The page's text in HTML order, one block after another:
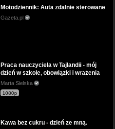
Motodziennik: Auta zdalnie sterowane
Gazeta.pl
Praca nauczyciela w Tajlandii - mój
dzień w szkole, obowiązki i wrażenia
Marta Sielska
1080p
Kawa bez cukru - dzień ze mną.